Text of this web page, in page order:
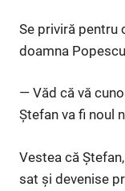
Se priviră pentru
doamna
— Văd că vă
Ștefan va fi noul
Vestea că
sat și devenise